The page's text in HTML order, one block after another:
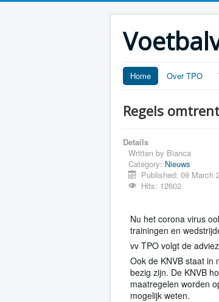
Home Over TPO
Regels
Details
Written by Bianca
Category: Nieuws
Published: 09 March
Hits: 12602
Nu het corona virus
trainingen en
vv TPO volgt de
Ook de KNVB staat in
bezig zijn. De KNVB
maatregelen worden
mogelijk weten.